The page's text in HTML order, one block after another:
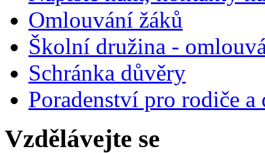
Omlouvání žáků
Školní družina -
Schránka důvěry
Poradenství pro rodiče
Vzdělávejte se